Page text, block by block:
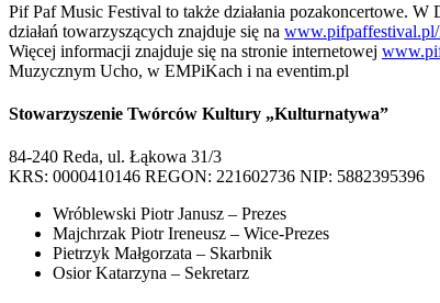
Pif Paf Music Festival to także działania pozakoncertowe.
działań towarzyszących znajduje się na
Więcej informacji znajduje się na stronie internetowej
Muzycznym Ucho, w EMPiKach i na eventim.pl
Stowarzyszenie Twórców Kultury „Kulturnatywa”
84-240 Reda, ul. Łąkowa 31/3
KRS: 0000410146 REGON: 221602736 NIP: 5882395396
Wróblewski Piotr Janusz – Prezes
Majchrzak Piotr Ireneusz – Wice-Prezes
Pietrzyk Małgorzata – Skarbnik
Osior Katarzyna – Sekretarz